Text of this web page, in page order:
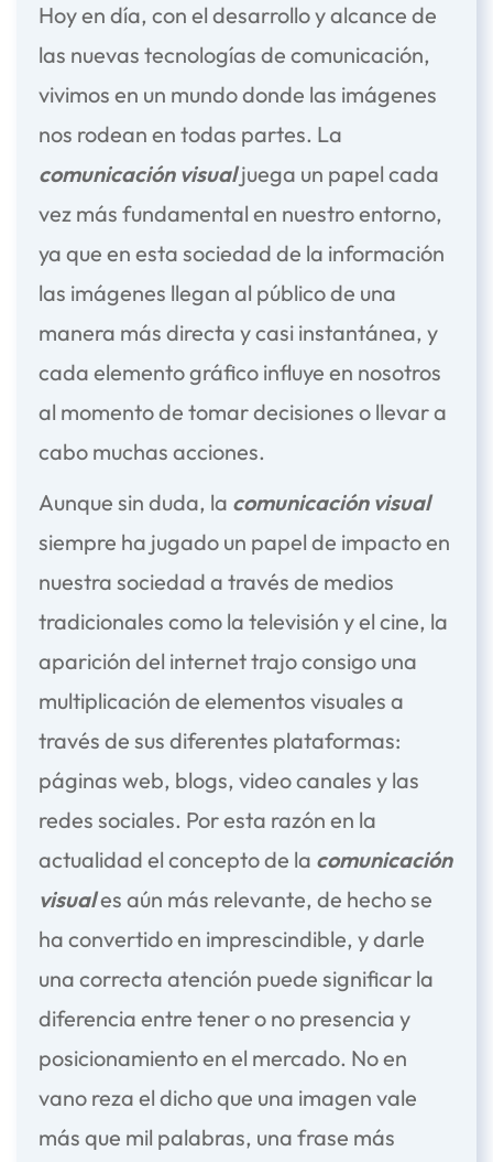
Hoy en día, con el desarrollo y alcance de
las nuevas tecnologías de comunicación,
vivimos en un mundo donde las imágenes
nos rodean en todas partes. La
comunicación visualjuega un papel cada
vez más fundamental en nuestro entorno,
ya que en esta sociedad de la información
las imágenes llegan al público de una
manera más directa y casi instantánea, y
cada elemento gráfico influye en nosotros
al momento de tomar decisiones o llevar a
cabo muchas acciones.
Aunque sin duda, la comunicación visual
siempre ha jugado un papel de impacto en
nuestra sociedad a través de medios
tradicionales como la televisión y el cine, la
aparición del internet trajo consigo una
multiplicación de elementos visuales a
través de sus diferentes plataformas:
páginas web, blogs, video canales y las
redes sociales. Por esta razón en la
actualidad el concepto de la comunicación
visuales aún más relevante, de hecho se
ha convertido en imprescindible, y darle
una correcta atención puede significar la
diferencia entre tener o no presencia y
posicionamiento en el mercado. No en
vano reza el dicho que una imagen vale
más que mil palabras, una frase más